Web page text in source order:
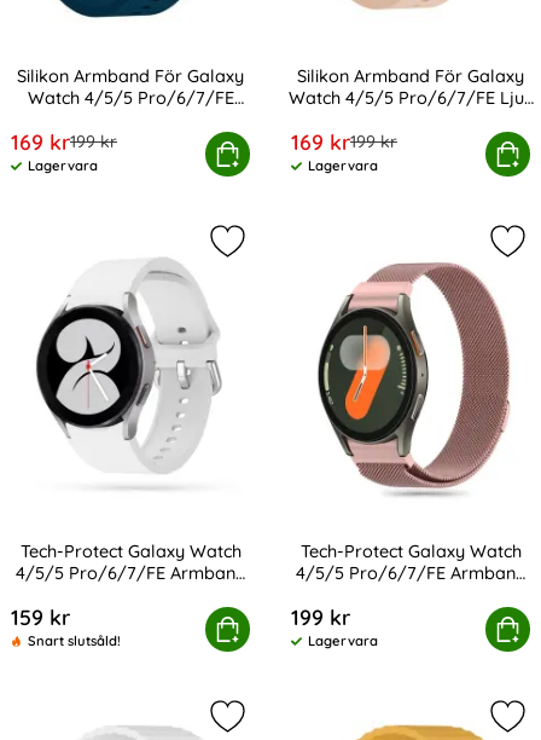
Silikon Armband För Galaxy
Watch 4/5/5 Pro/6/7/FE
rea pris
169 krtidigare pris
199 kr
Tillgänglighet:
Lagervara
Köp
För Galaxy Watch 4/5/5 Pro/6/7/FE Mörk Blå
Silikon Armband För Galaxy
Watch 4/5/5 Pro/6/7/FE Ljus
rea pris
169 krtidigare pris
199 kr
Tillgänglighet:
Lagervara
Köp
Silikon Armband För Galaxy
Tech-Protect Galaxy Watch
4/5/5 Pro/6/7/FE Armband
159 kr
Snart slutsåld!
Köp
Galaxy Watch 4/5/5 Pro/6/7/FE Armband Iconband
Markera tech-Protect Galaxy
Tech-Protect Galaxy Watch
4/5/5 Pro/6/7/FE Armband
199 kr
Tillgänglighet:
Lagervara
Köp
Tech-Protect Galaxy Watch 4/5/5
Markera klockarmband 20 mm